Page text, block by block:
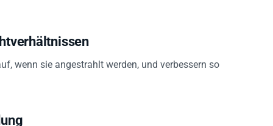
wenn sie angestrahlt werden, und verbessern so